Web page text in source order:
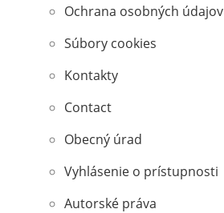
Ochrana osobných údajov
Súbory cookies
Kontakty
Contact
Obecný úrad
Vyhlásenie o prístupnosti
Autorské práva